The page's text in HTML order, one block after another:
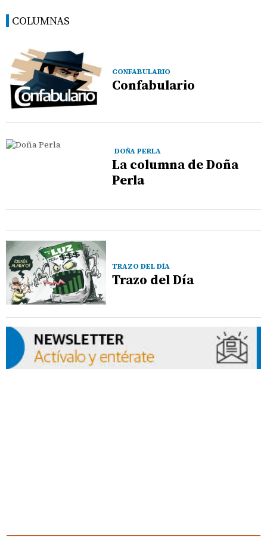
COLUMNAS
CONFABULARIO
Confabulario
DOÑA PERLA
La columna de Doña
Perla
TRAZO DEL DÍA
Trazo del Día